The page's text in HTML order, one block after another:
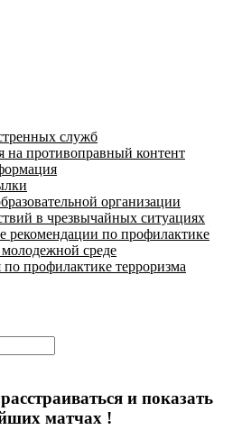
служб
на противоправный контент
организации
в чрезвычайных ситуациях
рекомендации по профилактике
среде
профилактике терроризма
и показать
матчах !